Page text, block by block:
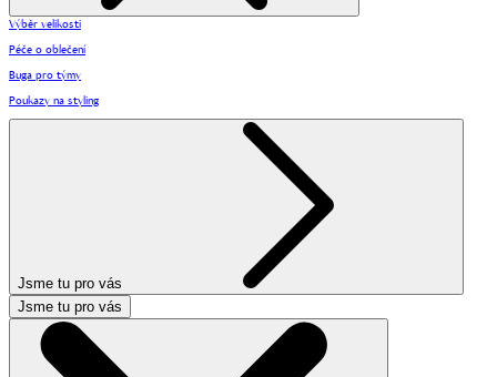
Výběr velikosti
Péče o oblečení
Buga pro týmy
Poukazy na styling
Jsme tu pro vás
Jsme tu pro vás